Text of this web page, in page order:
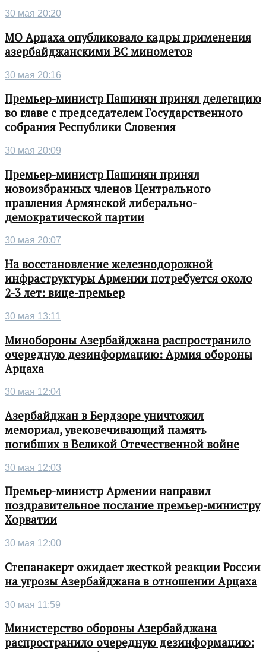
30 мая 20:20
МО Арцаха опубликовало кадры применения
азербайджанскими ВС минометов
30 мая 20:16
Премьер-министр Пашинян принял делегацию
во главе с председателем Государственного
собрания Республики Словения
30 мая 20:09
Премьер-министр Пашинян принял
новоизбранных членов Центрального
правления Армянской либерально-
демократической партии
30 мая 20:07
На восстановление железнодорожной
инфраструктуры Армении потребуется около
2-3 лет: вице-премьер
30 мая 13:11
Минобороны Азербайджана распространило
очередную дезинформацию: Армия обороны
Арцаха
30 мая 12:04
Азербайджан в Бердзоре уничтожил
мемориал, увековечивающий память
погибших в Великой Отечественной войне
30 мая 12:03
Премьер-министр Армении направил
поздравительное послание премьер-министру
Хорватии
30 мая 12:00
Степанакерт ожидает жесткой реакции России
на угрозы Азербайджана в отношении Арцаха
30 мая 11:59
Министерство обороны Азербайджана
распространило очередную дезинформацию: